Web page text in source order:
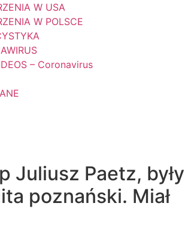
W USA
W POLSCE
– Coronavirus
Juliusz Paetz, były
poznański. Miał